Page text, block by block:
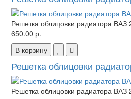
Решетка облицовки радиатора
650.00 р.
В корзину
Решетка облицовки
Решетка облицовки радиатора